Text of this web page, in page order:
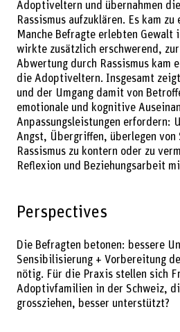
Adoptiveltern und übernahmen
Rassismus aufzuklären. Es kam zu
Manche Befragte erlebten Gewalt
wirkte zusätzlich erschwerend,
Abwertung durch Rassismus kam
die Adoptiveltern. Insgesamt
und der Umgang damit von
emotionale und kognitive
Anpassungsleistungen erfordern:
Angst, Übergriffen, überlegen von
Rassismus zu kontern oder zu
Reflexion und Beziehungsarbeit
Perspectives
Die Befragten betonen: bessere
Sensibilisierung + Vorbereitung
nötig. Für die Praxis stellen sich
Adoptivfamilien in der Schweiz,
grossziehen, besser unterstützt?